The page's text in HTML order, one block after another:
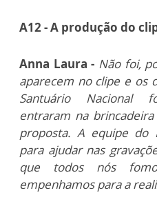
A12 - A produção do
Anna Laura - Não foi,
aparecem no clipe e os
Santuário Nacional
entraram na
proposta. A equipe do
para ajudar nas
que todos nós
empenhamos para a